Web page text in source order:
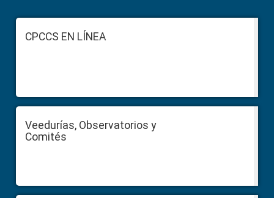
FooterCPCCS EN LÍNEA
Veedurías, Observatorios y
Comités